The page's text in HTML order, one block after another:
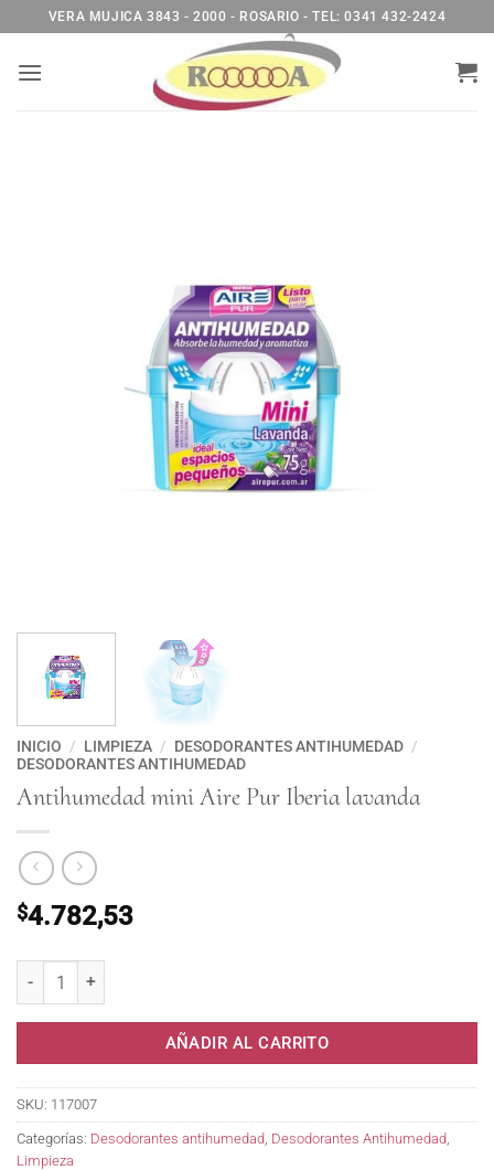
al
contenido
VERA MUJICA 3843 - 2000 - ROSARIO - TEL: 0341 432-2424
INICIO / LIMPIEZA / DESODORANTES ANTIHUMEDAD /
DESODORANTES ANTIHUMEDAD
Antihumedad mini Aire Pur Iberia lavanda
$4.782,53
AÑADIR AL CARRITO
SKU: 117007
Categorías: Desodorantes antihumedad, Desodorantes Antihumedad,
Limpieza